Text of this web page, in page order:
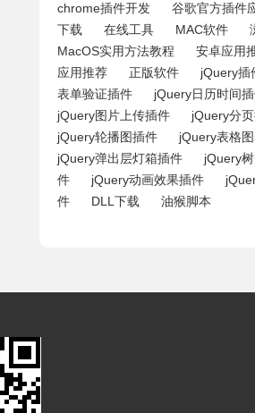
chrome插件开发
谷歌官方插件
下载
在线工具 MAC软件
MacOS实用方法教程
安卓应用
应用推荐
正版软件 jQuery插
表单验证插件
jQuery日历时间
jQuery图片上传插件
jQuery分
jQuery轮播图插件
jQuery表格
jQuery弹出层灯箱插件
jQuery
件
jQuery动画效果插件
件
DLL下载 油猴脚本